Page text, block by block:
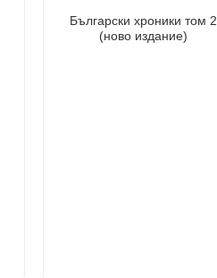
Български хроники том 2
(ново издание)